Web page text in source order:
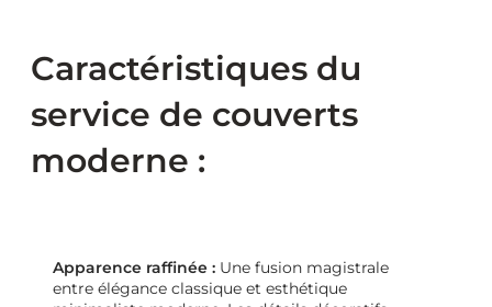
Caractéristiques du
service de couverts
moderne :
Apparence raffinée : Une fusion magistrale
entre élégance classique et esthétique